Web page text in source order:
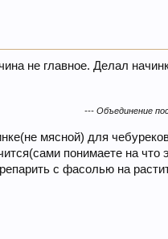
не главное. Делал
--- Объединение
мясной) для
понимаете на
с фасолью на